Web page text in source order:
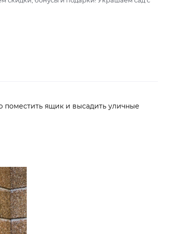
поместить ящик и высадить уличные